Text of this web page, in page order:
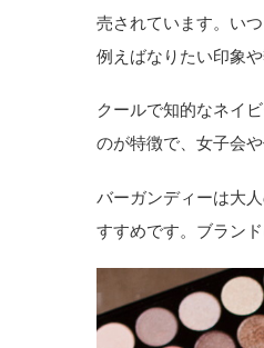
売されています。い
例えばなりたい印象
クールで知的なネイ
のが特徴で、女子会
バーガンディーは大
すすめです。ブラン